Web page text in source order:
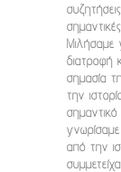
Μιλήσαμε
διατροφή
σημασία
την
από την